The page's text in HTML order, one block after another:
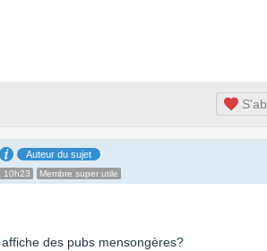
Auteur du sujet
10h23 Membre super utile
des pubs mensongères?